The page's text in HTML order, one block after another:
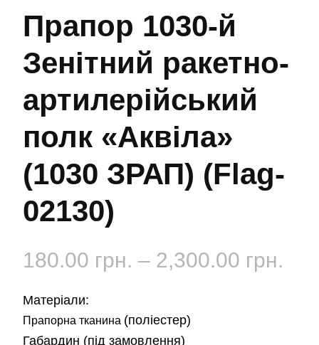
Прапор 1030-й
Зенітний ракетно-
артилерійський
полк «Аквіла»
(1030 ЗРАП) (Flag-
02130)
180.00 грн. – 2,300.00 грн.
Матеріали:
Прапорна тканина (поліестер)
Габардин (під замовлення)